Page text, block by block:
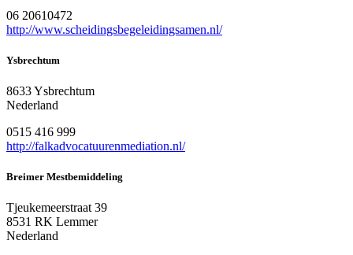
06 20610472
http://www.scheidingsbegeleidingsamen.nl/
Ysbrechtum
8633 Ysbrechtum
Nederland
0515 416 999
http://falkadvocatuurenmediation.nl/
Breimer Mestbemiddeling
Tjeukemeerstraat 39
8531 RK Lemmer
Nederland